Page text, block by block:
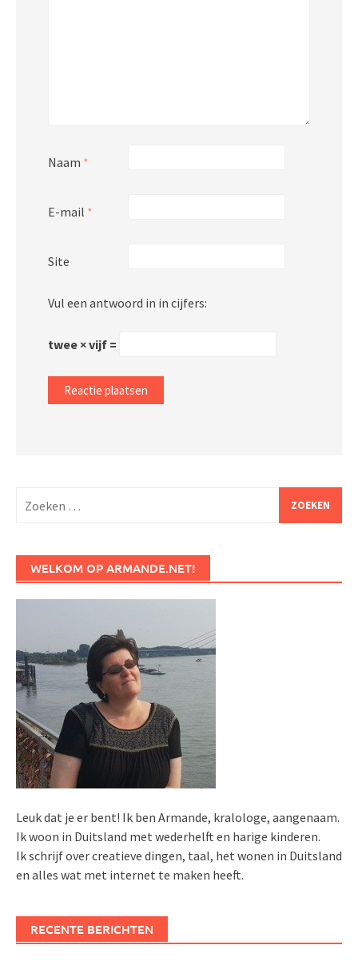
Naam *
E-mail *
Site
Vul een antwoord in in cijfers:
twee × vijf =
naar:
WELKOM OP ARMANDE.NET!
Leuk dat je er bent! Ik ben Armande, kralologe, aangenaam.
Ik woon in Duitsland met wederhelft en harige kinderen.
Ik schrijf over creatieve dingen, taal, het wonen in Duitsland
en alles wat met internet te maken heeft.
RECENTE BERICHTEN